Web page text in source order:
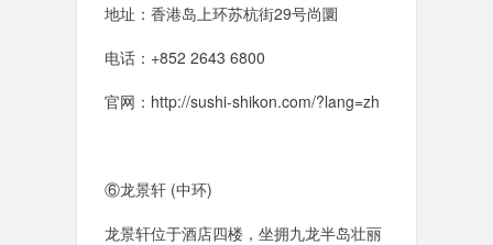
地址：香港岛上环苏杭街29号尚圜
电话：+852 2643 6800
官网：http://sushi-shikon.com/?lang=zh
⑥龙景轩 (中环)
龙景轩位于酒店四楼，坐拥九龙半岛壮丽